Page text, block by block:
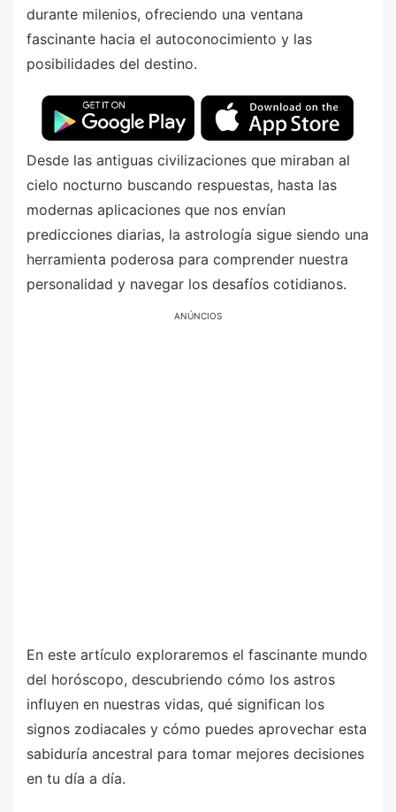
durante milenios, ofreciendo una ventana
fascinante hacia el autoconocimiento y las
posibilidades del destino.
Desde las antiguas civilizaciones que miraban al
cielo nocturno buscando respuestas, hasta las
modernas aplicaciones que nos envían
predicciones diarias, la astrología sigue siendo una
herramienta poderosa para comprender nuestra
personalidad y navegar los desafíos cotidianos.
ANÚNCIOS
En este artículo exploraremos el fascinante mundo
del horóscopo, descubriendo cómo los astros
influyen en nuestras vidas, qué significan los
signos zodiacales y cómo puedes aprovechar esta
sabiduría ancestral para tomar mejores decisiones
en tu día a día.